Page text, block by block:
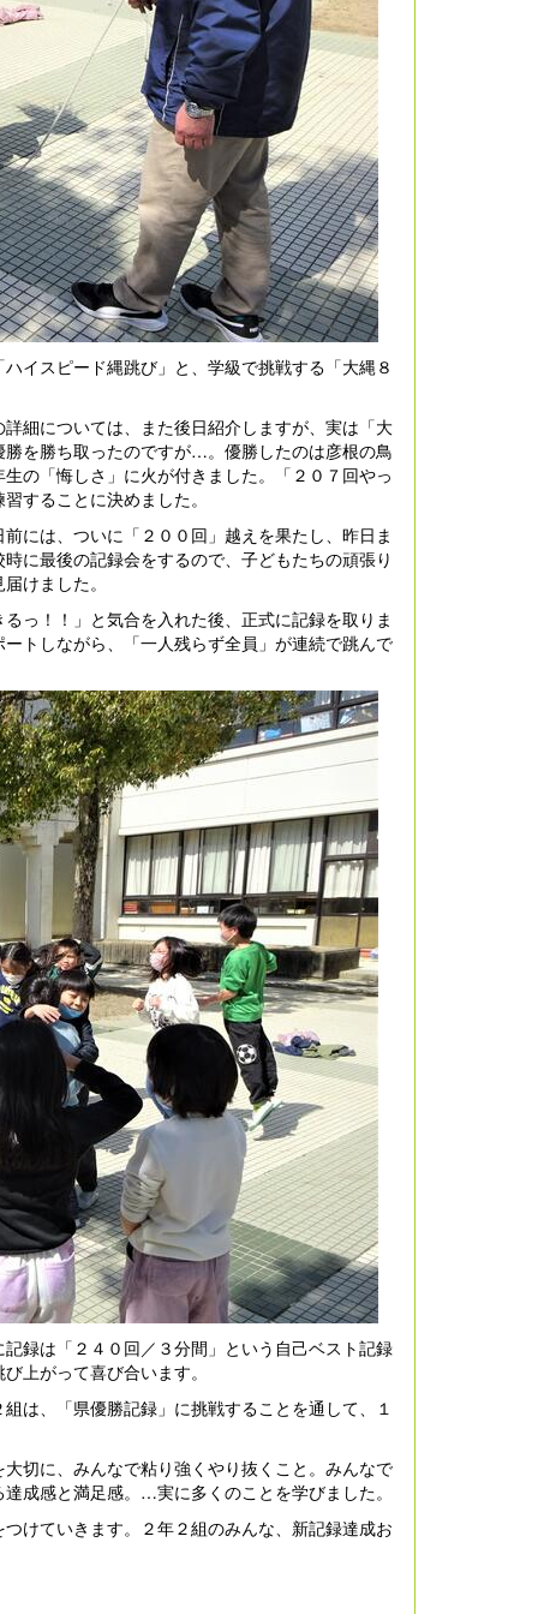
イスピード縄跳び」と、学級で挑戦する「大縄８
細については、また後日紹介しますが、実は「大
を勝ち取ったのですが…。優勝したのは彦根の鳥
の「悔しさ」に火が付きました。「２０７回やっ
することに決めました。
には、ついに「２００回」越えを果たし、昨日ま
に最後の記録会をするので、子どもたちの頑張り
けました。
っ！！」と気合を入れた後、正式に記録を取りま
トしながら、「一人残らず全員」が連続で跳んで
録は「２４０回／３分間」という自己ベスト記録
上がって喜び合います。
、「県優勝記録」に挑戦することを通して、１
切に、みんなで粘り強くやり抜くこと。みんなで
成感と満足感。…実に多くのことを学びました。
けていきます。２年２組のみんな、新記録達成お